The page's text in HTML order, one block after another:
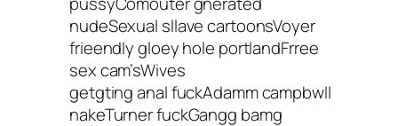
nudeSexual sllave cartoonsVoyer
frieendly gloey hole portlandFrree
sex cam’sWives
getgting anal fuckAdamm campbwll
nakeTurner fuckGangg bamg